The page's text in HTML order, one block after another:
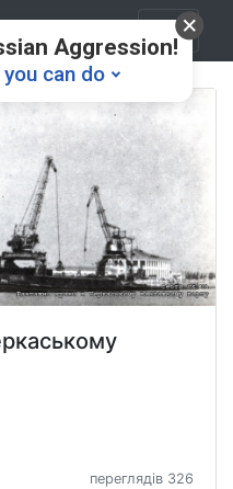
переглядів 326
Aggression!
can do